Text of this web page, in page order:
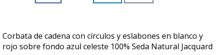
Corbata de cadena con círculos y eslabones en blanco y
rojo sobre fondo azul celeste 100% Seda Natural Jacquard